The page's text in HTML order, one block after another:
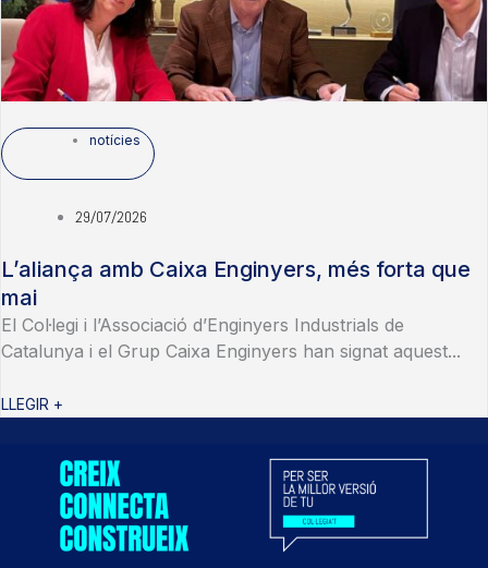
notícies
29/07/2026
L’aliança amb Caixa Enginyers, més forta que
mai
El Col·legi i l’Associació d’Enginyers Industrials de
Catalunya i el Grup Caixa Enginyers han signat aquest...
LLEGIR +